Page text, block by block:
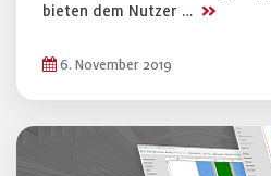
bieten dem Nutzer … >>
6. November 2019